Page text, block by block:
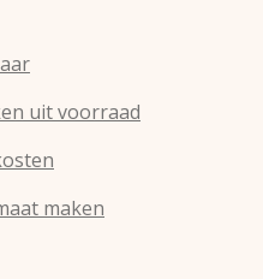
uit voorraad
maken